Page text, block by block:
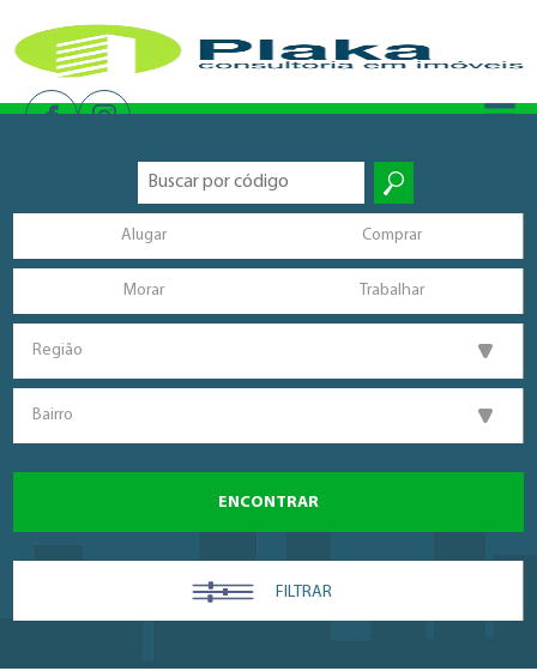
Alugar Comprar
Morar Trabalhar
Região
Bairro
ENCONTRAR
FILTRAR